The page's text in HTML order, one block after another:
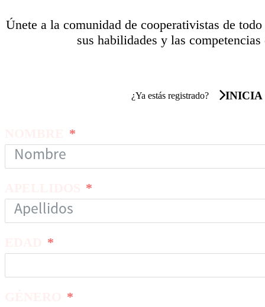
Únete a la comunidad de cooperativistas de
sus habilidades y las
¿Ya estás registrado? INICIA